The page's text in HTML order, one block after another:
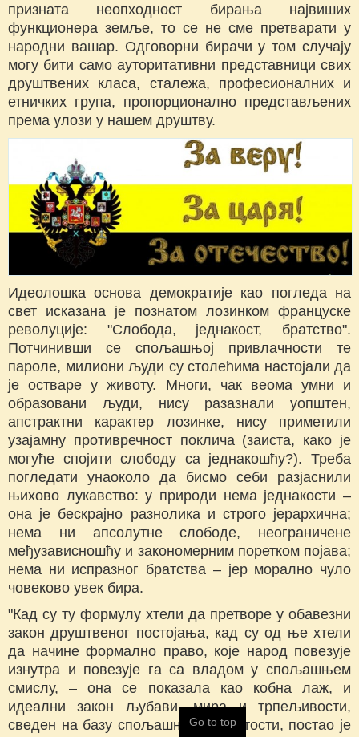
призната неопходност бирања највиших
функционера земље, то се не сме претварати у
народни вашар. Одговорни бирачи у том случају
могу бити само ауторитативни представници свих
друштвених класа, сталежа, професионалних и
етничких група, пропорционално представљених
према улози у нашем друштву.
Идеолошка основа демократије као погледа на
свет исказана је познатом лозинком француске
револуције: "Слобода, једнакост, братство".
Потчинивши се спољашњој привлачности те
пароле, милиони људи су столећима настојали да
је остваре у животу. Многи, чак веома умни и
образовани људи, нису разазнали уопштен,
апстрактни карактер лозинке, нису приметили
узајамну противречност поклича (заиста, како је
могуће спојити слободу са једнакошћу?). Треба
погледати унаоколо да бисмо себи разјаснили
њихово лукавство: у природи нема једнакости –
она је бескрајно разнолика и строго јерархична;
нема ни апсолутне слободе, неограничене
међузависношћу и закономерним поретком појава;
нема ни испразног братства – јер морално чуло
човеково увек бира.
"Кад су ту формулу хтели да претворе у обавезни
закон друштвеног постојања, кад су од ње хтели
да начине формално право, које народ повезује
изнутра и повезује га са владом у спољашњем
смислу, – она се показала као кобна лаж, и
идеални закон љубави, мира и трпељивости,
сведен на базу спољашње законитости, постао је
Go to top